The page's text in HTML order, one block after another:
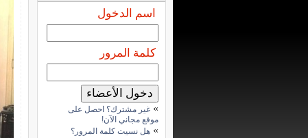
اسم الدخول
كلمة المرور
» غير مشترك؟ احصل على
موقع مجاني الآن!
» هل نسيت كلمة المرور؟